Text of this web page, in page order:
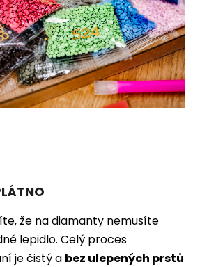
že na diamanty nemusíte
lepidlo. Celý proces
je čistý a bez ulepených prstů